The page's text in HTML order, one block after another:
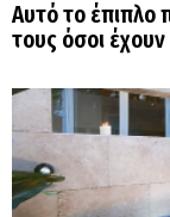
Αυτό το έπιπλο
τους όσοι έχουν